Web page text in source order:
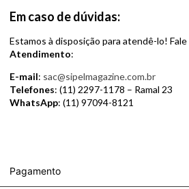
Em caso de dúvidas:
Estamos à disposição para atendê-lo!
Atendimento:
E-mail: sac@sipelmagazine.com.br
Telefones: (11) 2297-1178 – Ramal 23
WhatsApp: (11) 97094-8121
Pagamento